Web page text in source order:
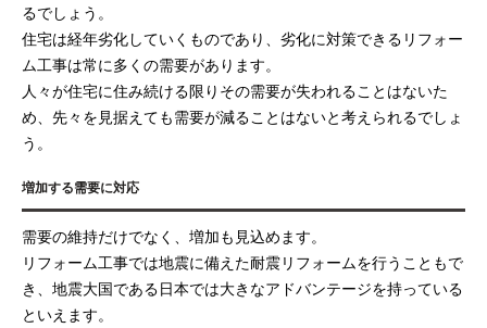
るでしょう。
住宅は経年劣化していくものであり、劣化に対策できるリフォー
ム工事は常に多くの需要があります。
人々が住宅に住み続ける限りその需要が失われることはないた
め、先々を見据えても需要が減ることはないと考えられるでしょ
う。
増加する需要に対応
需要の維持だけでなく、増加も見込めます。
リフォーム工事では地震に備えた耐震リフォームを行うこともで
き、地震大国である日本では大きなアドバンテージを持っている
といえます。